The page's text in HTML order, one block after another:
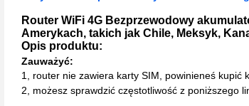
Router WiFi 4G Bezprzewodowy
Amerykach, takich jak Chile, Meksyk,
Opis produktu:
Zauważyć:
1, router nie zawiera karty SIM, powinieneś kupić
2, możesz sprawdzić częstotliwość z poniższego